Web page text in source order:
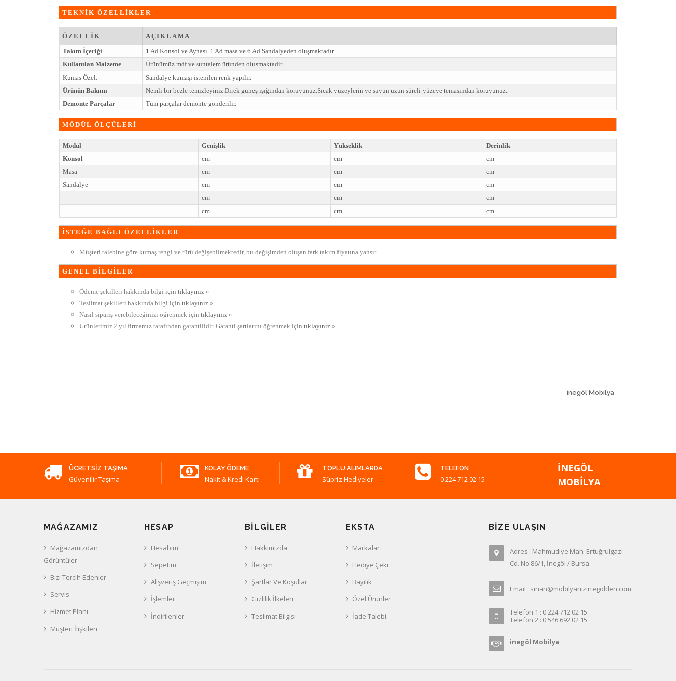
TEKNİK ÖZELLİKLER
ÖZELLİK
AÇIKLAMA
Takım İçeriği
1 Ad Konsol ve Aynası. 1 Ad masa ve 6 Ad Sandalyeden oluşmaktadır.
Kullanılan Malzeme
Ürünümüz mdf ve suntalem üründen olusmaktadir.
Kumas Özel.
Sandalye kumaşı istenilen renk yapılır.
Ürünün Bakımı
Nemli bir bezle temizleyiniz.Direk güneş ışığından koruyunuz.Sıcak yüzeylerin ve suyun uzun süreli yüzeye temasından koruyunuz.
Demonte Parçalar
Tüm parçalar demonte gönderilir.
MÖDÜL ÖLÇÜLERİ
Modül Genişlik Yükseklik
Derinlik
Konsol
cm cm
cm
Masa
cm cm
cm
Sandalye
cm cm
cm
cm
cm
cm
cm
cm cm
İSTEĞE BAĞLI ÖZELLİKLER
Müşteri talebine göre kumaş rengi ve türü değişebilmektedir, bu değişimden oluşan fark takım fiyatına yansır.
GENEL BİLGİLER
Ödeme şekilleri hakkında bilgi için tıklayınız »
Teslimat şekilleri hakkında bilgi için tıklayınız »
Nasıl sipariş verebileceğinizi öğrenmek için tıklayınız »
Ürünlerimiz 2 yıl firmamız tarafından garantilidir. Garanti şartlarını öğrenmek için tıklayınız »
inegöl Mobilya
ÜCRETSIZ TAŞIMA
Güvenilir Taşıma
KOLAY ÖDEME
Nakit & Kredi Kartı
TOPLU ALIMLARDA
Süpriz Hediyeler
TELEFON
0 224 712 02 15
İNEGÖL
MOBILYA
MAĞAZAMIZ
Mağazamızdan
Görüntüler
Bizi Tercih Edenler
Servis
Hizmet Planı
Müşteri İlişkileri
HESAP
Hesabım
Sepetim
Alışveriş Geçmişim
İşlemler
İndirilenler
BILGILER
Hakkımızda
İletişim
Şartlar Ve Koşullar
Gizlilik İlkeleri
Teslimat Bilgisi
EKSTA
Markalar
Hediye Çeki
Bayilik
Özel Ürünler
İade Talebi
BIZE ULAŞIN
Adres : Mahmudiye Mah. Ertuğrulgazi
Cd. No:86/1, İnegöl / Bursa
Email : sinan@mobilyanizinegolden.com
Telefon 1 : 0 224 712 02 15
Telefon 2 : 0 546 692 02 15
inegöl Mobilya